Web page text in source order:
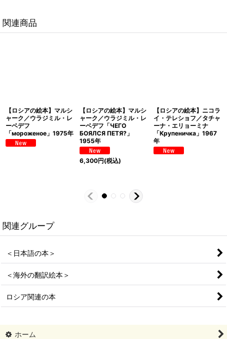
関連商品
【ロシアの絵本】マルシ
ャーク／ウラジミル・レ
ーベデフ
「мороженое」1975年
【ロシアの絵本】マルシ
ャーク／ウラジミル・レ
ーベデフ「ЧЕГО
БОЯЛСЯ ПЕТЯ?」
1955年
6,300円(税込)
【ロシアの絵本】ニコラ
イ・テレショフ／タチャ
ーナ・エリョーミナ
「Крупеничка」1967
年
関連グループ
＜日本語の本＞
＜海外の翻訳絵本＞
ロシア関連の本
ホーム